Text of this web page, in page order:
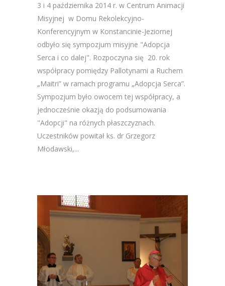
3 i 4 października 2014 r. w Centrum Animacji
Misyjnej w Domu Rekolekcyjno-
Konferencyjnym w Konstancinie-Jeziornej
odbyło się sympozjum misyjne "Adopcja
Serca i co dalej". Rozpoczyna się 20. rok
współpracy pomiędzy Pallotynami a Ruchem
„Maitri” w ramach programu „Adopcja Serca”.
Sympozjum było owocem tej współpracy, a
jednocześnie okazją do podsumowania
"Adopcji" na różnych płaszczyznach.
Uczestników powitał ks. dr Grzegorz
Młodawski,...